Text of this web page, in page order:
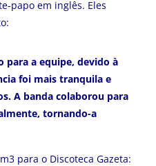
papo em inglês. Eles
para a equipe, devido à
foi mais tranquila e
A banda colaborou para
tornando-a
para o Discoteca Gazeta: